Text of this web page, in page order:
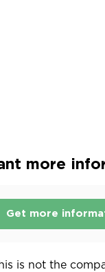
more
Get more
is not the